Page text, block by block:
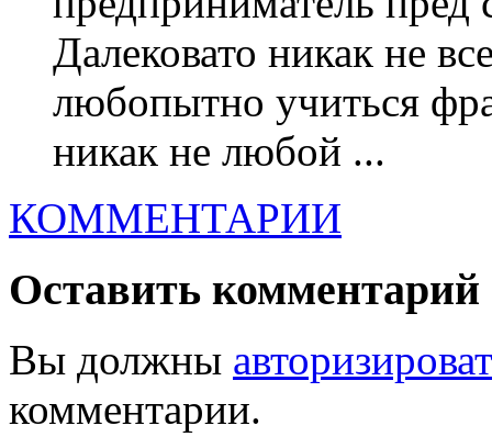
Далековато никак не
любопытно учиться
никак не любой ...
КОММЕНТАРИИ
Оставить комментарий
Вы должны
комментарии.